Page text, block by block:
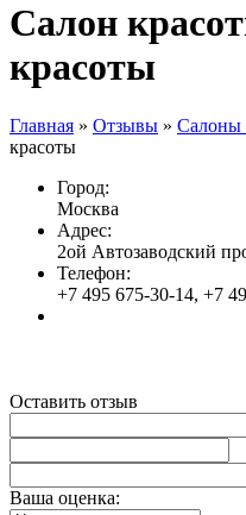
Салон
красоты
Главная » Отзывы » Салоны
красоты
Город:
Москва
Адрес:
2ой Автозаводский
Телефон:
+7 495 675-30-14, +7
Оставить отзыв
Ваша оценка: